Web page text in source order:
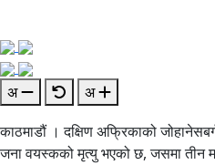
अ
अ
काठमाडौं । दक्षिण अफ्रिकाको
जना वयस्कको मृत्यु भएको छ, जसमा तीन